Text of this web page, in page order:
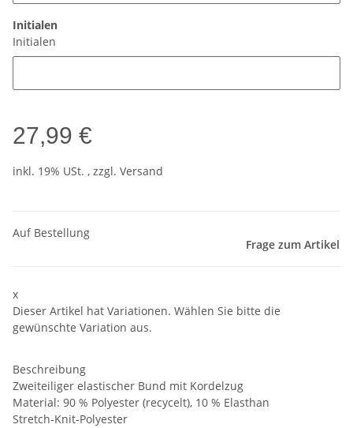
Initialen
Initialen
27,99 €
inkl. 19% USt. , zzgl. Versand
Auf Bestellung
Frage zum Artikel
x
Dieser Artikel hat Variationen. Wählen Sie bitte die
gewünschte Variation aus.
Beschreibung
Zweiteiliger elastischer Bund mit Kordelzug
Material: 90 % Polyester (recycelt), 10 % Elasthan
Stretch-Knit-Polyester